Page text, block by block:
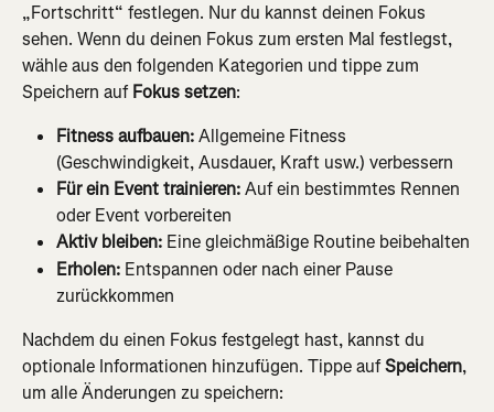
„Fortschritt“ festlegen. Nur du kannst deinen Fokus
sehen. Wenn du deinen Fokus zum ersten Mal festlegst,
wähle aus den folgenden Kategorien und tippe zum
Speichern auf Fokus setzen:
Fitness aufbauen: Allgemeine Fitness
(Geschwindigkeit, Ausdauer, Kraft usw.) verbessern
Für ein Event trainieren: Auf ein bestimmtes Rennen
oder Event vorbereiten
Aktiv bleiben: Eine gleichmäßige Routine beibehalten
Erholen: Entspannen oder nach einer Pause
zurückkommen
Nachdem du einen Fokus festgelegt hast, kannst du
optionale Informationen hinzufügen. Tippe auf Speichern,
um alle Änderungen zu speichern: